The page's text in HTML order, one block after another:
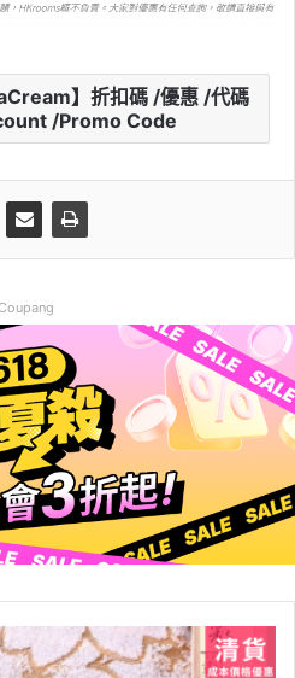
】折扣碼 /優惠 /代碼
/Promo Code